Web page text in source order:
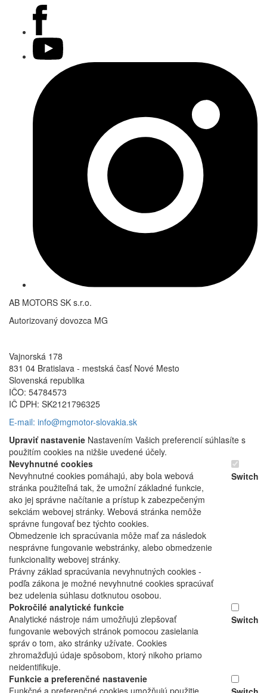
AB MOTORS SK s.r.o.
Autorizovaný dovozca MG
Vajnorská 178
831 04 Bratislava - mestská časť Nové Mesto
Slovenská republika
IČO: 54784573
IČ DPH: SK2121796325
E-mail: info@mgmotor-slovakia.sk
Upraviť nastavenie Nastavením Vašich preferencií súhlasíte s
použitím cookies na nižšie uvedené účely.
Nevyhnutné cookies
Nevyhnutné cookies pomáhajú, aby bola webová
stránka použiteľná tak, že umožní základné funkcie,
ako jej správne načítanie a prístup k zabezpečeným
sekciám webovej stránky. Webová stránka nemôže
správne fungovať bez týchto cookies.
Obmedzenie ich spracúvania môže mať za následok
nesprávne fungovanie webstránky, alebo obmedzenie
funkcionality webovej stránky.
Právny základ spracúvania nevyhnutných cookies -
podľa zákona je možné nevyhnutné cookies spracúvať
bez udelenia súhlasu dotknutou osobou.
Switch
Pokročilé analytické funkcie
Analytické nástroje nám umožňujú zlepšovať
fungovanie webových stránok pomocou zasielania
správ o tom, ako stránky užívate. Cookies
zhromažďujú údaje spôsobom, ktorý nikoho priamo
neidentifikuje.
Switch
Funkcie a preferenčné nastavenie
Funkčné a preferenčné cookies umožňujú použitie